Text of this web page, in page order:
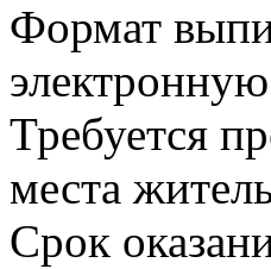
Формат
Требуется
места
Срок